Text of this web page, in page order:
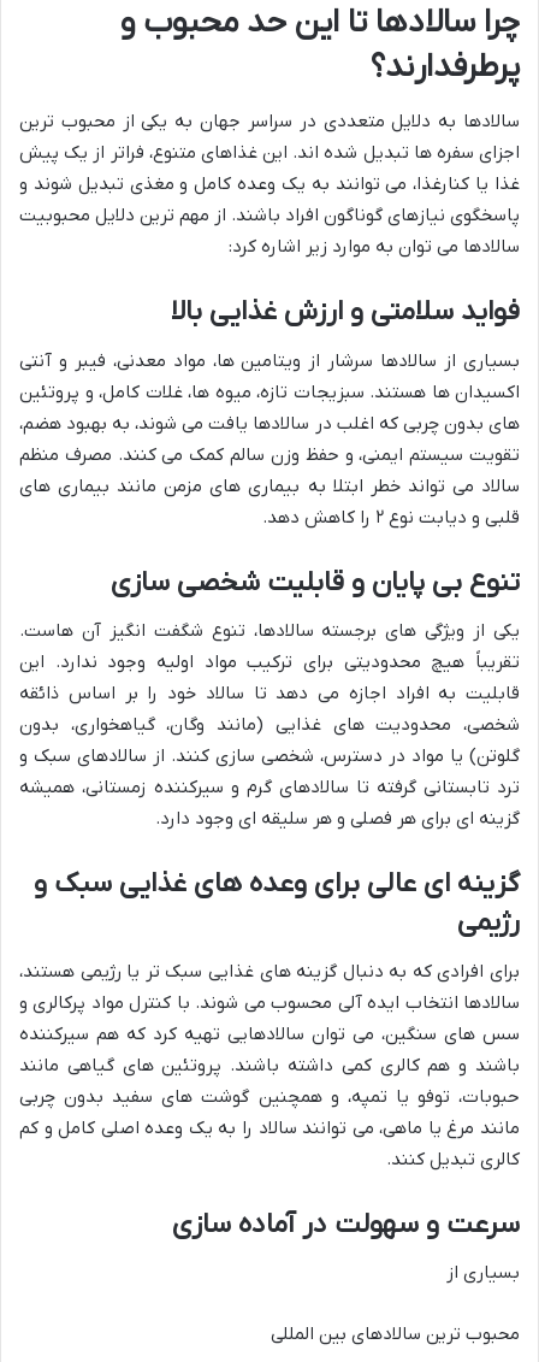
چرا سالادها تا این حد محبوب و
پرطرفدارند؟
سالادها به دلایل متعددی در سراسر جهان به یکی از محبوب ترین
اجزای سفره ها تبدیل شده اند. این غذاهای متنوع، فراتر از یک پیش
غذا یا کنارغذا، می توانند به یک وعده کامل و مغذی تبدیل شوند و
پاسخگوی نیازهای گوناگون افراد باشند. از مهم ترین دلایل محبوبیت
سالادها می توان به موارد زیر اشاره کرد:
فواید سلامتی و ارزش غذایی بالا
بسیاری از سالادها سرشار از ویتامین ها، مواد معدنی، فیبر و آنتی
اکسیدان ها هستند. سبزیجات تازه، میوه ها، غلات کامل، و پروتئین
های بدون چربی که اغلب در سالادها یافت می شوند، به بهبود هضم،
تقویت سیستم ایمنی، و حفظ وزن سالم کمک می کنند. مصرف منظم
سالاد می تواند خطر ابتلا به بیماری های مزمن مانند بیماری های
قلبی و دیابت نوع ۲ را کاهش دهد.
تنوع بی پایان و قابلیت شخصی سازی
یکی از ویژگی های برجسته سالادها، تنوع شگفت انگیز آن هاست.
تقریباً هیچ محدودیتی برای ترکیب مواد اولیه وجود ندارد. این
قابلیت به افراد اجازه می دهد تا سالاد خود را بر اساس ذائقه
شخصی، محدودیت های غذایی (مانند وگان، گیاهخواری، بدون
گلوتن) یا مواد در دسترس، شخصی سازی کنند. از سالادهای سبک و
ترد تابستانی گرفته تا سالادهای گرم و سیرکننده زمستانی، همیشه
گزینه ای برای هر فصلی و هر سلیقه ای وجود دارد.
گزینه ای عالی برای وعده های غذایی سبک و
رژیمی
برای افرادی که به دنبال گزینه های غذایی سبک تر یا رژیمی هستند،
سالادها انتخاب ایده آلی محسوب می شوند. با کنترل مواد پرکالری و
سس های سنگین، می توان سالادهایی تهیه کرد که هم سیرکننده
باشند و هم کالری کمی داشته باشند. پروتئین های گیاهی مانند
حبوبات، توفو یا تمپه، و همچنین گوشت های سفید بدون چربی
مانند مرغ یا ماهی، می توانند سالاد را به یک وعده اصلی کامل و کم
کالری تبدیل کنند.
سرعت و سهولت در آماده سازی
بسیاری از
محبوب ترین سالادهای بین المللی